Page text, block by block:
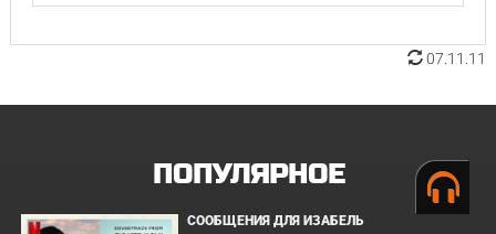
07.11.11
ПОПУЛЯРНОЕ
СООБЩЕНИЯ ДЛЯ ИЗАБЕЛЬ